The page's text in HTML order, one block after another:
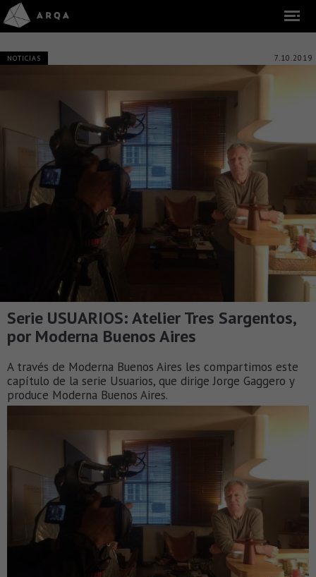
NOTICIAS 7.10.2019
Serie USUARIOS: Atelier Tres Sargentos,
por Moderna Buenos Aires
A través de Moderna Buenos Aires les compartimos este
capítulo de la serie Usuarios, que dirige Jorge Gaggero y
produce Moderna Buenos Aires.